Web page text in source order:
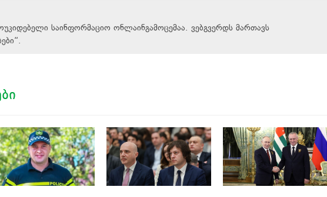
საინფორმაციო ონლაინგამოცემაა. ვებგვერდს მართავს
“.